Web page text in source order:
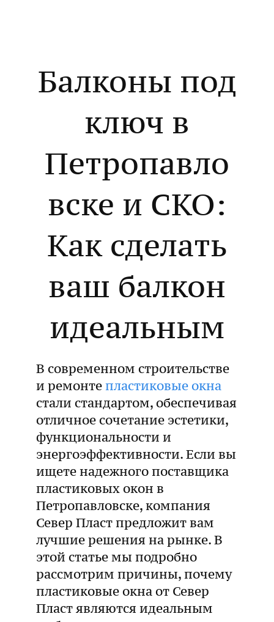
Балконы под
ключ в
Петропавло
вске и СКО:
Как сделать
ваш балкон
идеальным
В современном строительстве
и ремонтепластиковые окна
стали стандартом, обеспечивая
отличное сочетание эстетики,
функциональности и
энергоэффективности. Если вы
ищете надежного поставщика
пластиковых окон в
Петропавловске, компания
Север Пласт предложит вам
лучшие решения на рынке. В
этой статье мы подробно
рассмотрим причины, почему
пластиковые окна от Север
Пласт являются идеальным